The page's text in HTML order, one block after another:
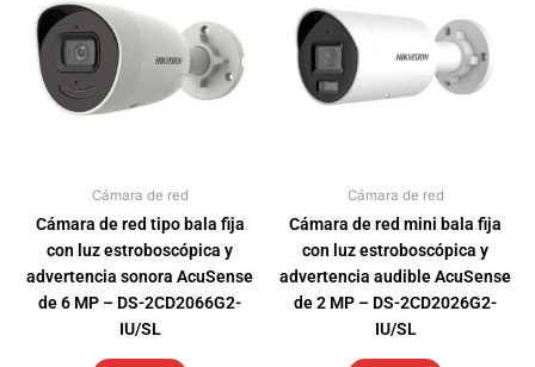
Cámara de red
Cámara de red tipo bala fija
con luz estroboscópica y
advertencia sonora AcuSense
de 6 MP – DS-2CD2066G2-
IU/SL
Cámara de red
Cámara de red mini bala fija
con luz estroboscópica y
advertencia audible AcuSense
de 2 MP – DS-2CD2026G2-
IU/SL